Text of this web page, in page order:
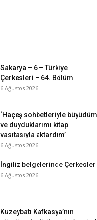
Sakarya – 6 – Türkiye
Çerkesleri – 64. Bölüm
6 Ağustos 2026
‘Haçeş sohbetleriyle büyüdüm
ve duyduklarımı kitap
vasıtasıyla aktardım’
6 Ağustos 2026
İngiliz belgelerinde Çerkesler
6 Ağustos 2026
Kuzeybatı Kafkasya’nın